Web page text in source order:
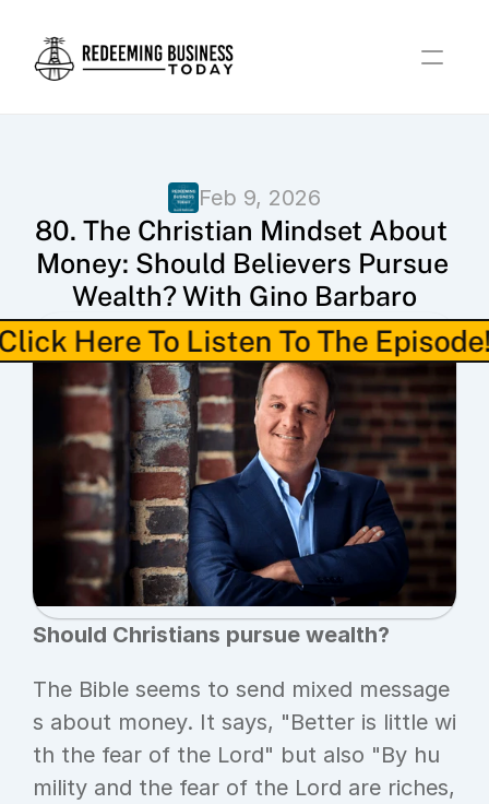
Feb 9, 2026
80. The Christian Mindset About
Money: Should Believers Pursue
Wealth? With Gino Barbaro
Here To Listen To The
Should Christians pursue wealth?
The Bible seems to send mixed message
s about money. It says, "Better is little wi
th the fear of the Lord" but also "By hu
mility and the fear of the Lord are riches,